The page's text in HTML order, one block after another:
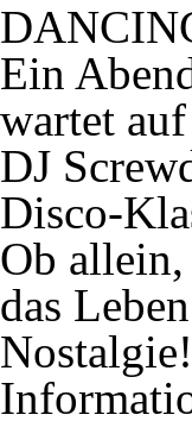
Ein
wartet
DJ
Disco-
Ob
das
Nostalgie!